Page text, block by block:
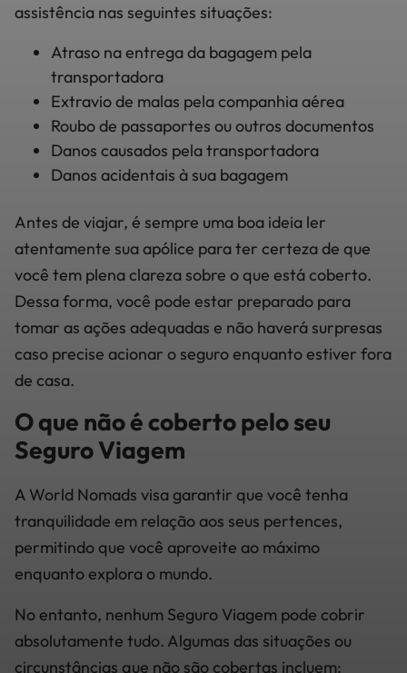
assistência nas seguintes situações:
Atraso na entrega da bagagem pela
transportadora
Extravio de malas pela companhia aérea
Roubo de passaportes ou outros documentos
Danos causados pela transportadora
Danos acidentais à sua bagagem
Antes de viajar, é sempre uma boa ideia ler
atentamente sua apólice para ter certeza de que
você tem plena clareza sobre o que está coberto.
Dessa forma, você pode estar preparado para
tomar as ações adequadas e não haverá surpresas
caso precise acionar o seguro enquanto estiver fora
de casa.
O que não é coberto pelo seu
Seguro Viagem
A World Nomads visa garantir que você tenha
tranquilidade em relação aos seus pertences,
permitindo que você aproveite ao máximo
enquanto explora o mundo.
No entanto, nenhum Seguro Viagem pode cobrir
absolutamente tudo. Algumas das situações ou
circunstâncias que não são cobertas incluem: